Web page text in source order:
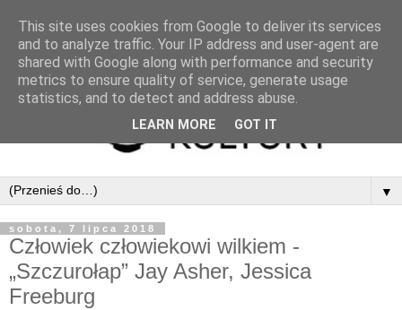
▼
sobota, 7 lipca 2018
Człowiek człowiekowi wilkiem -
„Szczurołap” Jay Asher, Jessica
Freeburg
This site uses cookies from Google to deliver its services
and to analyze traffic. Your IP address and user-agent are
shared with Google along with performance and security
metrics to ensure quality of service, generate usage
statistics, and to detect and address abuse.
LEARN MORE GOT IT